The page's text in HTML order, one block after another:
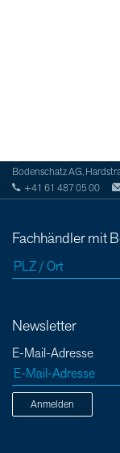
Bodenschatz AG,
+41 61 487 05 00
Fachhändler mit
Newsletter
E-Mail-Adresse
Anmelden